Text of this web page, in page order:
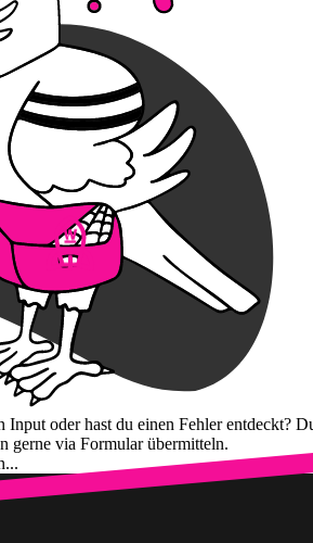
Input oder hast du einen Fehler entdeckt?
gerne via Formular übermitteln.